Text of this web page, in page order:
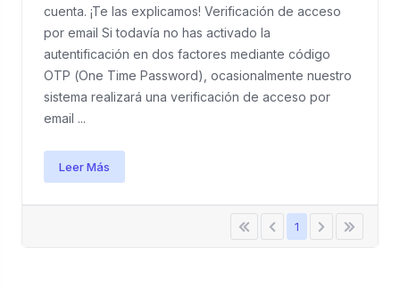
cuenta. ¡Te las explicamos! Verificación de acceso
por email Si todavía no has activado la
autentificación en dos factores mediante código
OTP (One Time Password), ocasionalmente nuestro
sistema realizará una verificación de acceso por
email ...
Leer Más
1